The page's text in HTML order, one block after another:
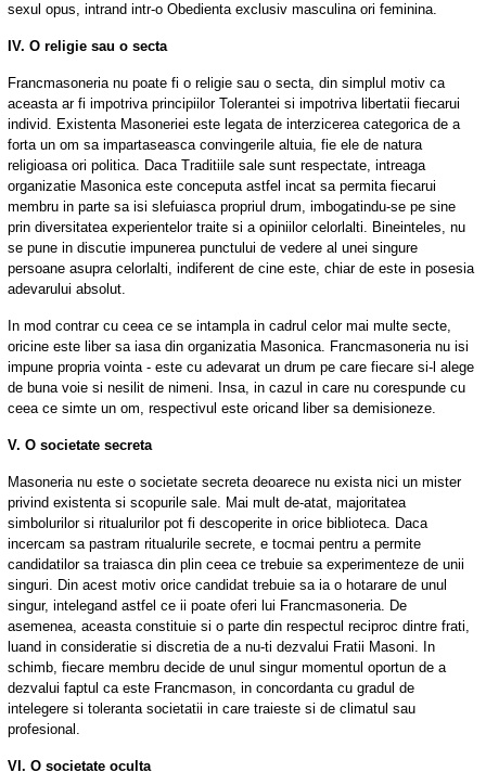
sexul opus, intrand intr-o Obedienta exclusiv masculina ori feminina.
IV. O religie sau o secta
Francmasoneria nu poate fi o religie sau o secta, din simplul motiv ca
aceasta ar fi impotriva principiilor Tolerantei si impotriva libertatii fiecarui
individ. Existenta Masoneriei este legata de interzicerea categorica de a
forta un om sa impartaseasca convingerile altuia, fie ele de natura
religioasa ori politica. Daca Traditiile sale sunt respectate, intreaga
organizatie Masonica este conceputa astfel incat sa permita fiecarui
membru in parte sa isi slefuiasca propriul drum, imbogatindu-se pe sine
prin diversitatea experientelor traite si a opiniilor celorlalti. Bineinteles, nu
se pune in discutie impunerea punctului de vedere al unei singure
persoane asupra celorlalti, indiferent de cine este, chiar de este in posesia
adevarului absolut.
In mod contrar cu ceea ce se intampla in cadrul celor mai multe secte,
oricine este liber sa iasa din organizatia Masonica. Francmasoneria nu isi
impune propria vointa - este cu adevarat un drum pe care fiecare si-l alege
de buna voie si nesilit de nimeni. Insa, in cazul in care nu corespunde cu
ceea ce simte un om, respectivul este oricand liber sa demisioneze.
V. O societate secreta
Masoneria nu este o societate secreta deoarece nu exista nici un mister
privind existenta si scopurile sale. Mai mult de-atat, majoritatea
simbolurilor si ritualurilor pot fi descoperite in orice biblioteca. Daca
incercam sa pastram ritualurile secrete, e tocmai pentru a permite
candidatilor sa traiasca din plin ceea ce trebuie sa experimenteze de unii
singuri. Din acest motiv orice candidat trebuie sa ia o hotarare de unul
singur, intelegand astfel ce ii poate oferi lui Francmasoneria. De
asemenea, aceasta constituie si o parte din respectul reciproc dintre frati,
luand in consideratie si discretia de a nu-ti dezvalui Fratii Masoni. In
schimb, fiecare membru decide de unul singur momentul oportun de a
dezvalui faptul ca este Francmason, in concordanta cu gradul de
intelegere si toleranta societatii in care traieste si de climatul sau
profesional.
VI. O societate oculta